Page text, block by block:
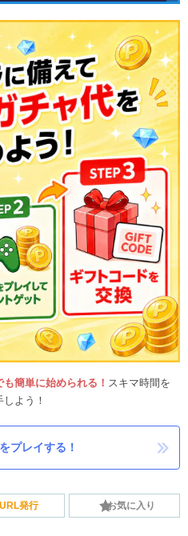
も簡単に始められる！ スキマ時間を
よう！
プレイする！
発行 お気に入り